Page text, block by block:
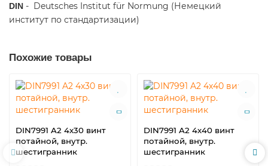
DIN - Deutsches Institut für Normung (Немецкий
институт по стандартизации)
Похожие товары
DIN7991 A2 4х30 винт
потайной, внутр.
шестигранник
DIN7991 A2 4х40 винт
потайной, внутр.
шестигранник